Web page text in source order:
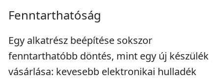
Fenntarthatóság
Egy alkatrész beépítése sokszor
fenntarthatóbb döntés, mint egy új készülék
vásárlása: kevesebb elektronikai hulladék